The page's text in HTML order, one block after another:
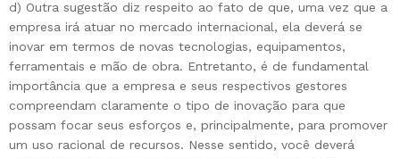
d) Outra sugestão diz respeito ao fato de que, uma vez que a
empresa irá atuar no mercado internacional, ela deverá se
inovar em termos de novas tecnologias, equipamentos,
ferramentais e mão de obra. Entretanto, é de fundamental
importância que a empresa e seus respectivos gestores
compreendam claramente o tipo de inovação para que
possam focar seus esforços e, principalmente, para promover
um uso racional de recursos. Nesse sentido, você deverá